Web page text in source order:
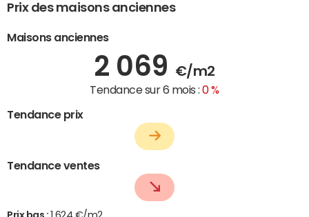
Prix des maisons anciennes
Maisons anciennes
2 069 €/m2
Tendance sur 6 mois :0 %
Tendance prix
Tendance ventes
Prix bas : 1 624 €/m2